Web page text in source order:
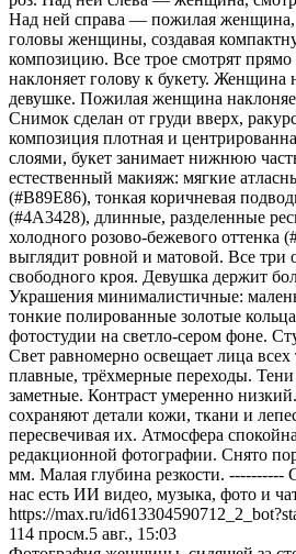
Над ней справа — пожилая женщина,
головы женщины, создавая
композицию. Все трое смотрят
наклоняет голову к букету. Женщина
девушке. Пожилая женщина
Снимок сделан от груди вверх,
композиция плотная и
слоями, букет занимает нижнюю
естественный макияж: мягкие
(#B89E86), тонкая коричневая
(#4A3428), длинные, разделенные
холодного розово-бежевого оттенка
выглядит ровной и матовой. Все три
свободного кроя. Девушка держит
Украшения минималистичные:
тонкие полированные золотые
фотостудии на светло-сером фоне.
Свет равномерно освещает лица всех
плавные, трёхмерные переходы. Тени
заметные. Контраст умеренно
сохраняют детали кожи, ткани и
пересвечивая их. Атмосфера
редакционной фотографии. Снято
мм. Малая глубина резкости. ----------
нас есть ИИ видео, музыка, фото и
https://max.ru/
114 просм.5 авг., 15:03